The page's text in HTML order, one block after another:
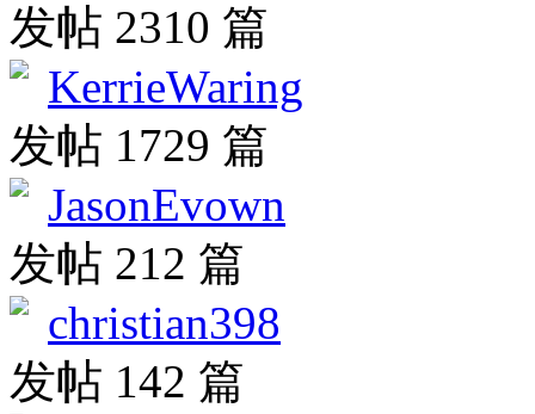
发帖 2310 篇
KerrieWaring
发帖 1729 篇
JasonEvown
发帖 212 篇
christian398
发帖 142 篇